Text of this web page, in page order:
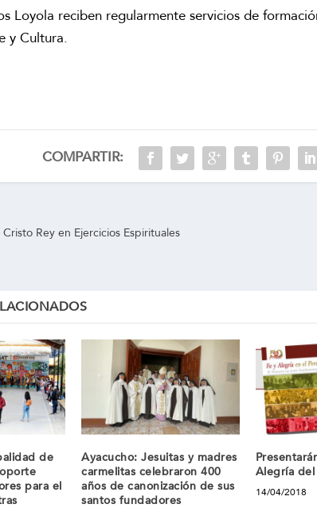
Loyola reciben regularmente servicios de
y Cultura.
COMPARTIR:
Rey en Ejercicios Espirituales
de
para el
Ayacucho: Jesuitas y madres
carmelitas celebraron 400
años de canonización de sus
santos fundadores
Alegría del
14/04/2018